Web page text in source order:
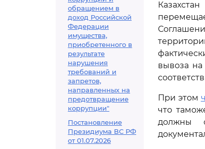
обращением в
доход Российской
Федерации
имущества,
приобретенного в
результате
нарушения
требований и
запретов,
направленных на
предотвращение
коррупции"
Постановление
Президиума ВС РФ
от 01.07.2026
вывоза
При этом
что
должны